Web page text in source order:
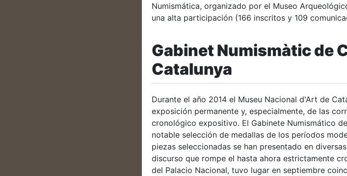
Numismática, organizado por el Museo
una alta participación (166 inscritos y 109
Gabinet Numismàtic de
Catalunya
Durante el año 2014 el Museu Nacional d'Art de
exposición permanente y, especialmente, de las
cronológico expositivo. El Gabinete Numismático
notable selección de medallas de los períodos
piezas seleccionadas se han presentado en
discurso que rompe el hasta ahora estrictamente
del Palacio Nacional, tuvo lugar en septiembre